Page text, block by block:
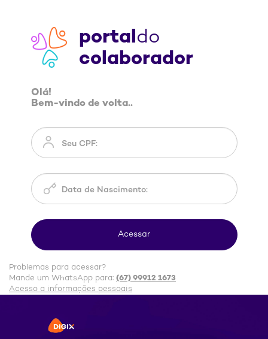
portaldo
colaborador
Olá!
Bem-vindo de volta..
Problemas para acessar?
Mande um WhatsApp para: (67) 99912 1673
Acesso a informações pessoais